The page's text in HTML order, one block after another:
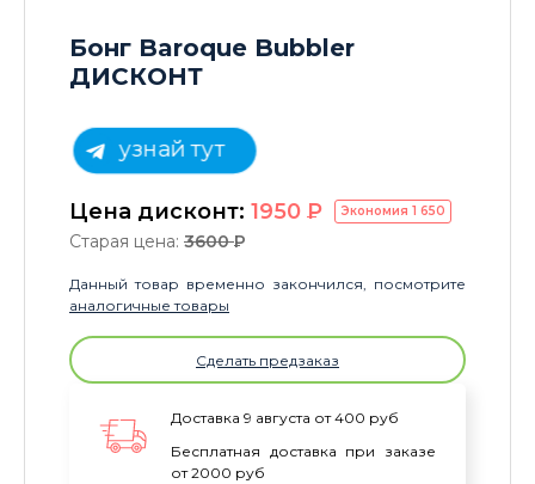
Бонг Baroque Bubbler
ДИСКОНТ
узнай тут
Цена дисконт: 1950 P Экономия 1 650
Старая цена: 3600P
Данный товар временно закончился, посмотрите
аналогичные товары
Сделать предзаказ
Доставка 9 августа от 400 руб
Бесплатная доставка при заказе
от 2000 руб